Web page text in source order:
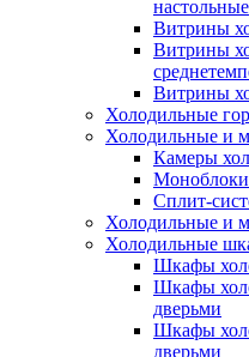
настольные
Витрины
Витрины
Витрины
Холодильные
Холодильные и
Камеры
Сплит-
Холодильные и
Холодильные
Шкафы
Шкафы
дверьми
Шкафы
дверьми